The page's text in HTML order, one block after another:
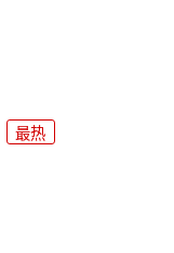
最热